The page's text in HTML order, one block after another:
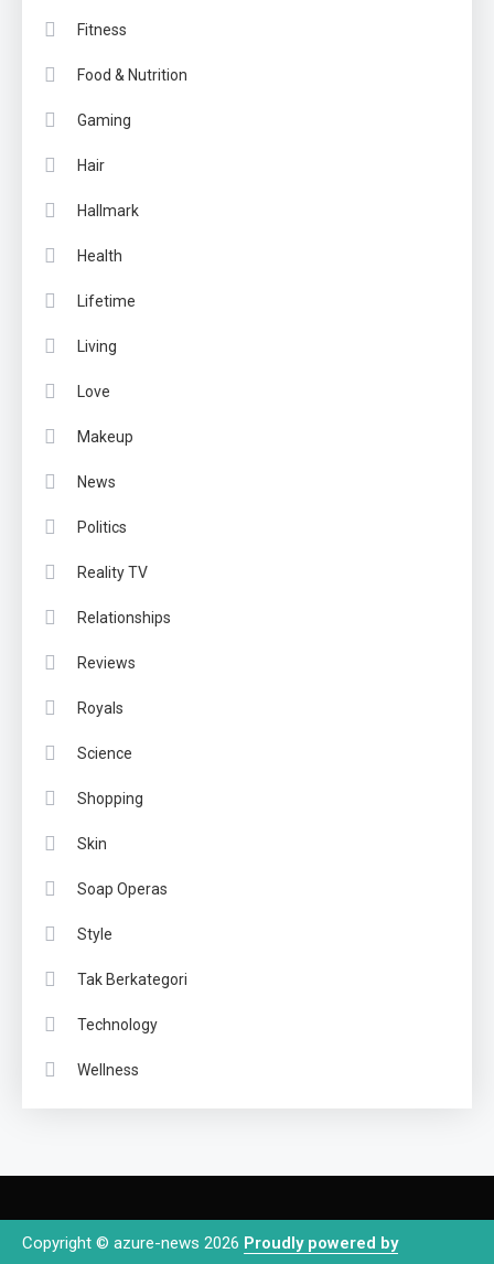
Fitness
Food & Nutrition
Gaming
Hair
Hallmark
Health
Lifetime
Living
Love
Makeup
News
Politics
Reality TV
Relationships
Reviews
Royals
Science
Shopping
Skin
Soap Operas
Style
Tak Berkategori
Technology
Wellness
Copyright © azure-news 2026 Proudly powered by